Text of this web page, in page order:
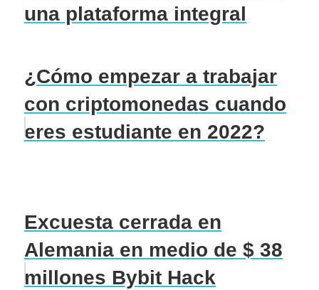
una plataforma integral
¿Cómo empezar a trabajar
con criptomonedas cuando
eres estudiante en 2022?
Excuesta cerrada en
Alemania en medio de $ 38
millones Bybit Hack